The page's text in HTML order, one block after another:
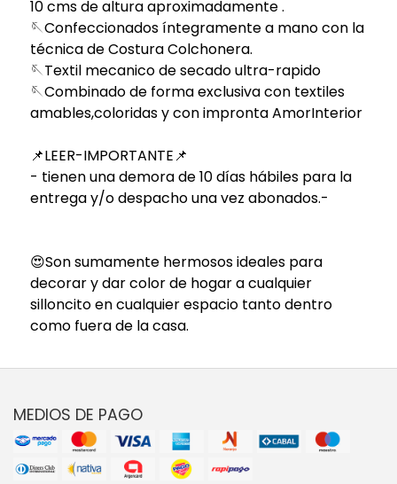
10 cms de altura aproximadamente .
🪡Confeccionados íntegramente a mano con la
técnica de Costura Colchonera.
🪡Textil mecanico de secado ultra-rapido
🪡Combinado de forma exclusiva con textiles
amables,coloridas y con impronta AmorInterior
📌LEER-IMPORTANTE📌
- tienen una demora de 10 días hábiles para la
entrega y/o despacho una vez abonados.-
😍Son sumamente hermosos ideales para
decorar y dar color de hogar a cualquier
silloncito en cualquier espacio tanto dentro
como fuera de la casa.
MEDIOS DE PAGO